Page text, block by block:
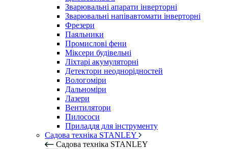
Зварювальні апарати інверторні
Зварювальні напівавтомати інверторні
Фрезери
Паяльники
Промислові фени
Міксери будівельні
Ліхтарі акумуляторні
Детектори неоднорідностей
Вологоміри
Дальноміри
Лазери
Вентилятори
Пилососи
Приладдя для інструменту
Садова техніка STANLEY
Садова техніка STANLEY